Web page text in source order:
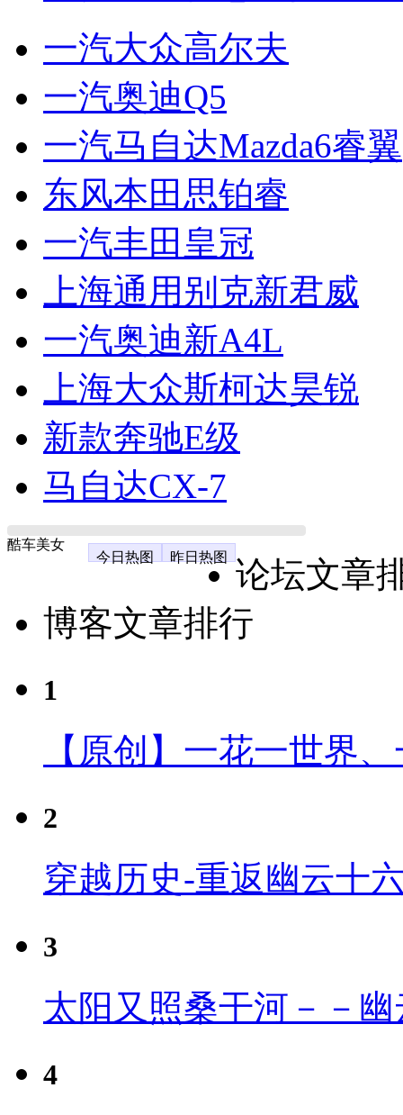
一汽大众高尔夫
一汽奥迪Q5
一汽马自达Mazda6睿翼
东风本田思铂睿
一汽丰田皇冠
上海通用别克新君威
一汽奥迪新A4L
上海大众斯柯达昊锐
新款奔驰E级
马自达CX-7
酷车美女
今日热图
昨日热图
论坛文章
博客文章排行
1
【原创】一花一世界
2
穿越历史-重返幽云十
3
太阳又照桑干河－－
4